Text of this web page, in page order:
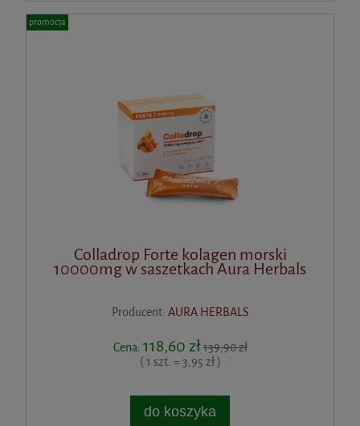
Colladrop Forte kolagen morski
10000mg w saszetkach Aura Herbals
Producent: AURA HERBALS
Cena: 118,60 zł139,90 zł
( 1 szt. = 3,95 zł )
do koszyka
promocja